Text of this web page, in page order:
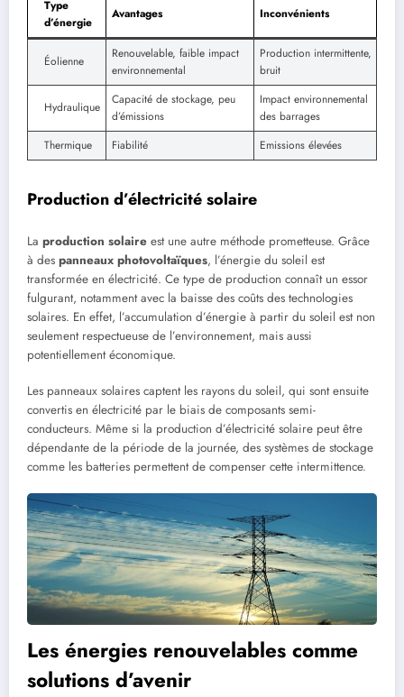
Type
d’énergie
Avantages Inconvénients
Éolienne
Renouvelable, faible impact
environnemental
Production intermittente,
bruit
Hydraulique
Capacité de stockage, peu
d’émissions
Impact environnemental
des barrages
Thermique
Fiabilité Emissions élevées
Production d’électricité solaire
La production solaire est une autre méthode prometteuse. Grâce
à des panneaux photovoltaïques, l’énergie du soleil est
transformée en électricité. Ce type de production connaît un essor
fulgurant, notamment avec la baisse des coûts des technologies
solaires. En effet, l’accumulation d’énergie à partir du soleil est non
seulement respectueuse de l’environnement, mais aussi
potentiellement économique.
Les panneaux solaires captent les rayons du soleil, qui sont ensuite
convertis en électricité par le biais de composants semi-
conducteurs. Même si la production d’électricité solaire peut être
dépendante de la période de la journée, des systèmes de stockage
comme les batteries permettent de compenser cette intermittence.
Les énergies renouvelables comme
solutions d’avenir